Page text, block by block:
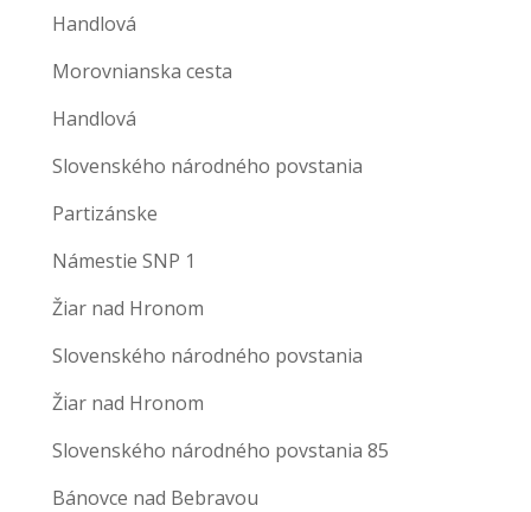
Handlová
Morovnianska cesta
Handlová
Slovenského národného povstania
Partizánske
Námestie SNP 1
Žiar nad Hronom
Slovenského národného povstania
Žiar nad Hronom
Slovenského národného povstania 85
Bánovce nad Bebravou